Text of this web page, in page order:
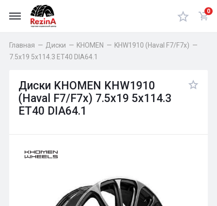
0
Главная — Диски — KHOMEN — KHW1910 (Haval F7/F7x) —
7.5x19 5x114.3 ET40 DIA64.1
Диски KHOMEN KHW1910
(Haval F7/F7x) 7.5x19 5x114.3
ET40 DIA64.1